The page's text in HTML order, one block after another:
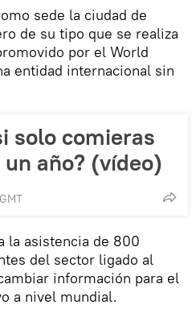
sede la ciudad de
de su tipo que se realiza
por el World
entidad internacional sin
solo comieras
año? (vídeo)
la asistencia de 800
del sector ligado al
información para el
a nivel mundial.